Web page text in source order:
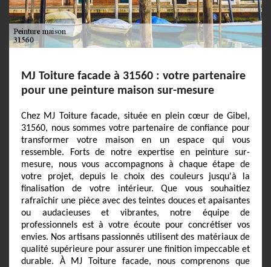
MJ Toiture facade à 31560 : votre partenaire
pour une peinture maison sur-mesure
Chez MJ Toiture facade, située en plein cœur de Gibel,
31560, nous sommes votre partenaire de confiance pour
transformer votre maison en un espace qui vous
ressemble. Forts de notre expertise en peinture sur-
mesure, nous vous accompagnons à chaque étape de
votre projet, depuis le choix des couleurs jusqu'à la
finalisation de votre intérieur. Que vous souhaitiez
rafraîchir une pièce avec des teintes douces et apaisantes
ou audacieuses et vibrantes, notre équipe de
professionnels est à votre écoute pour concrétiser vos
envies. Nos artisans passionnés utilisent des matériaux de
qualité supérieure pour assurer une finition impeccable et
durable. À MJ Toiture facade, nous comprenons que